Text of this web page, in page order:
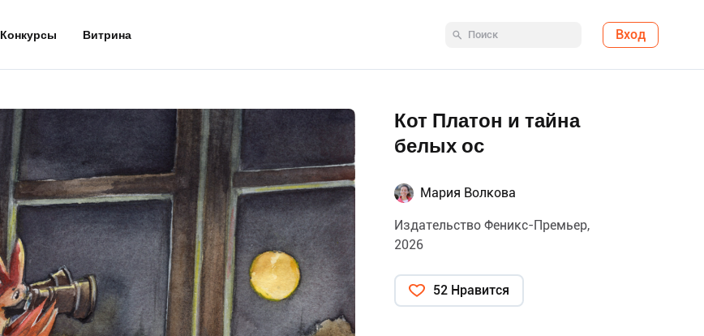
Конкурсы Витрина Вход
Кот Платон и тайна
белых ос
Мария Волкова
Издательство Феникс-Премьер,
2026
52 Нравится